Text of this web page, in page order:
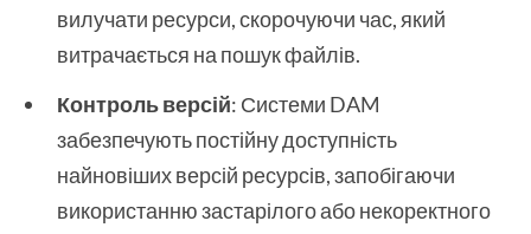
вилучати ресурси, скорочуючи час, який
витрачається на пошук файлів.
Контроль версій: Системи DAM
забезпечують постійну доступність
найновіших версій ресурсів, запобігаючи
використанню застарілого або некоректного